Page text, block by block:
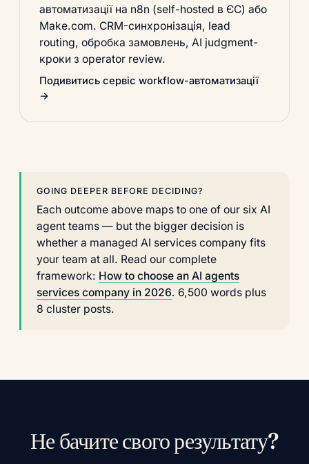
автоматизації на n8n (self-hosted в ЄС) або
Make.com. CRM-синхронізація, lead
routing, обробка замовлень, AI judgment-
кроки з operator review.
Подивитись сервіс workflow-автоматизації
→
GOING DEEPER BEFORE DECIDING?
Each outcome above maps to one of our six AI
agent teams — but the bigger decision is
whether a managed AI services company fits
your team at all. Read our complete
framework: How to choose an AI agents
services company in 2026. 6,500 words plus
8 cluster posts.
Не бачите свого результату?